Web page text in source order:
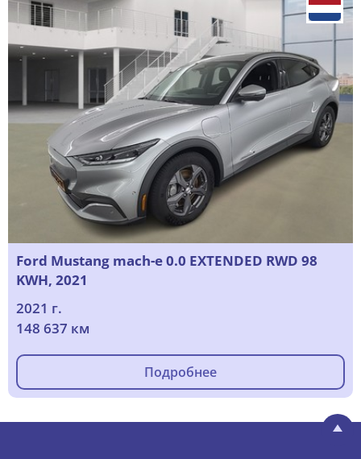
Ford Mustang mach-e 0.0 EXTENDED RWD 98
KWH, 2021
2021 г.
148 637 км
Подробнее